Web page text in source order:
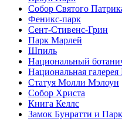
Собор Святого
Феникс-парк
Сент-Стивенс-Грин
Парк Марлей
Шпиль
Национальный
Национальная
Статуя Молли Мэлоун
Собор Христа
Книга Келлс
Замок Бунратти и